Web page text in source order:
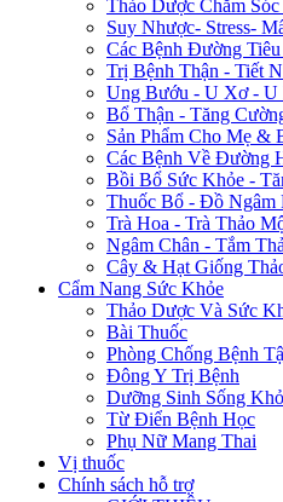
Thảo Dược Chăm
Suy Nhược- Stress-
Các Bệnh Đường Tiêu
Trị Bệnh Thận - Tiết
Ung Bướu - U Xơ - U
Bổ Thận - Tăng
Sản Phẩm Cho Mẹ &
Các Bệnh Về Đường
Bồi Bổ Sức Khỏe -
Thuốc Bổ - Đồ Ngâm
Trà Hoa - Trà Thảo
Ngâm Chân - Tắm
Cây & Hạt Giống
Cẩm Nang Sức Khỏe
Thảo Dược Và Sức
Bài Thuốc
Phòng Chống Bệnh
Đông Y Trị Bệnh
Dưỡng Sinh Sống
Từ Điển Bệnh Học
Phụ Nữ Mang Thai
Vị thuốc
Chính sách hỗ trợ